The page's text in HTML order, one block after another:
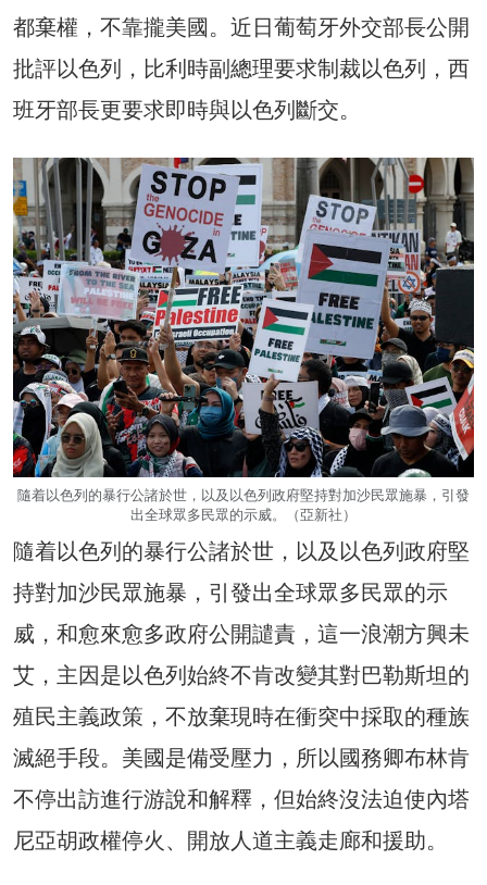
都棄權，不靠攏美國。近日葡萄牙外交部長公開
批評以色列，比利時副總理要求制裁以色列，西
班牙部長更要求即時與以色列斷交。
隨着以色列的暴行公諸於世，以及以色列政府堅持對加沙民眾施暴，引發
出全球眾多民眾的示威。（亞新社）
隨着以色列的暴行公諸於世，以及以色列政府堅
持對加沙民眾施暴，引發出全球眾多民眾的示
威，和愈來愈多政府公開譴責，這一浪潮方興未
艾，主因是以色列始終不肯改變其對巴勒斯坦的
殖民主義政策，不放棄現時在衝突中採取的種族
滅絕手段。美國是備受壓力，所以國務卿布林肯
不停出訪進行游說和解釋，但始終沒法迫使內塔
尼亞胡政權停火、開放人道主義走廊和援助。